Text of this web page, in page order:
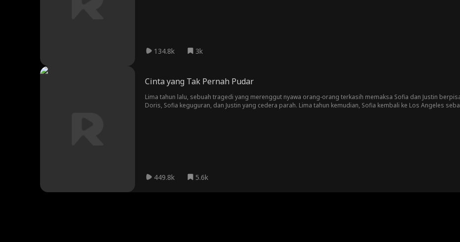
134.8k 3k
Cinta yang Tak Pernah Pudar
Lima tahun lalu, sebuah tragedi yang merenggut nyawa orang-orang terkasih memaksa Sofia dan Justin
Doris, Sofia keguguran, dan Justin yang cedera parah. Lima tahun kemudian, Sofia kembali ke Los Angeles
449.8k 5.6k